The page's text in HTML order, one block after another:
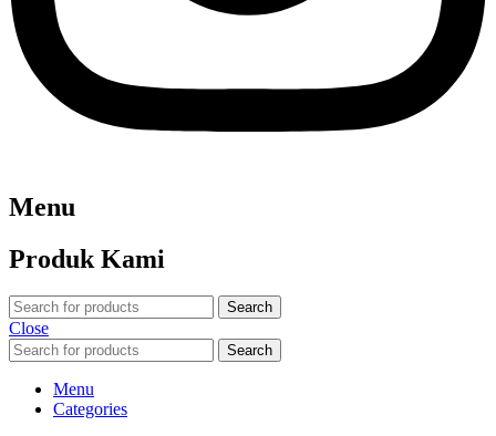
Menu
Produk Kami
Search
Close
Search
Menu
Categories